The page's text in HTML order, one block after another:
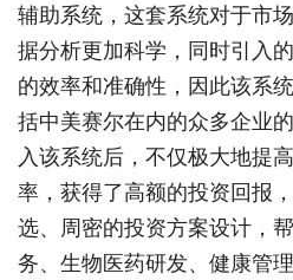
辅助系统，这套系统对于市
据分析更加科学，同时引入
的效率和准确性，因此该系
括中美赛尔在内的众多企业
入该系统后，不仅极大地提
率，获得了高额的投资回报
选、周密的投资方案设计，
务、生物医药研发、健康管